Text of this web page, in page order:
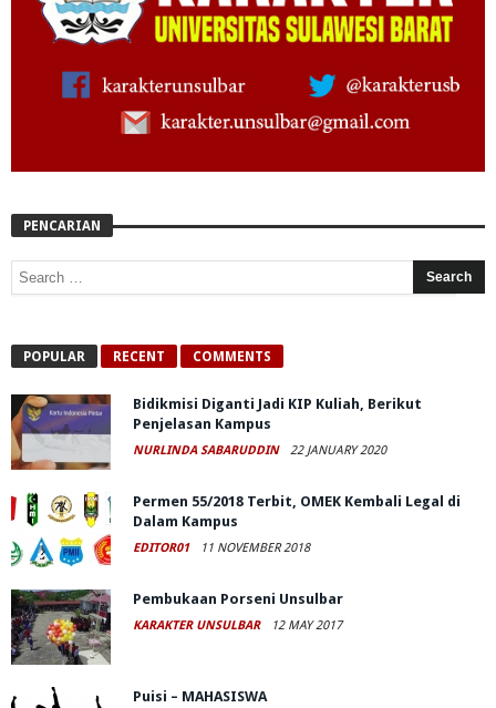
PENCARIAN
POPULAR RECENT COMMENTS
Bidikmisi Diganti Jadi KIP Kuliah, Berikut
Penjelasan Kampus
NURLINDA SABARUDDIN 22 JANUARY 2020
Permen 55/2018 Terbit, OMEK Kembali Legal di
Dalam Kampus
EDITOR01 11 NOVEMBER 2018
Pembukaan Porseni Unsulbar
KARAKTER UNSULBAR 12 MAY 2017
Puisi – MAHASISWA